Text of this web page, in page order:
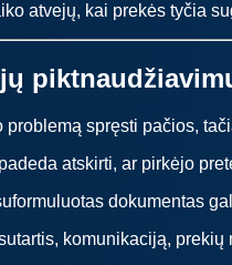
atvejų, kai prekės tyčia
spręsti pačios,
atskirti, ar pirkėjo
dokumentas
komunikaciją,